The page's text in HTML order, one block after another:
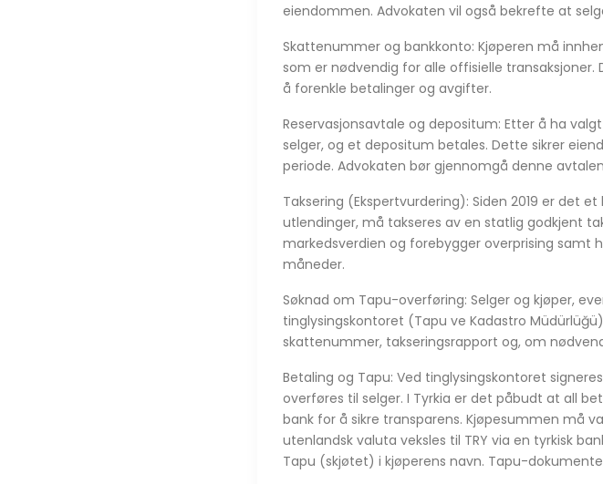
eiendommen. Advokaten vil også bekrefte at
Skattenummer og bankkonto: Kjøperen må
som er nødvendig for alle offisielle
å forenkle betalinger og avgifter.
Reservasjonsavtale og depositum: Etter å ha
selger, og et depositum betales. Dette sikrer
periode. Advokaten bør gjennomgå denne
Taksering (Ekspertvurdering): Siden 2019 er det
utlendinger, må takseres av en statlig godkjent
markedsverdien og forebygger overprising samt
måneder.
Søknad om Tapu-overføring: Selger og kjøper,
tinglysingskontoret (Tapu ve Kadastro
skattenummer, takseringsrapport og, om
Betaling og Tapu: Ved tinglysingskontoret
overføres til selger. I Tyrkia er det påbudt at all
bank for å sikre transparens. Kjøpesummen må
utenlandsk valuta veksles til TRY via en tyrkisk
Tapu (skjøtet) i kjøperens navn. Tapu-